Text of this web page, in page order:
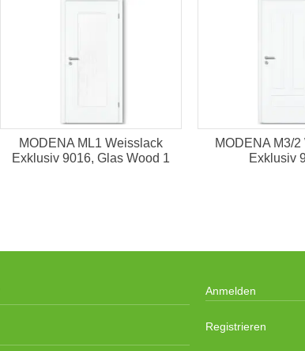
MODENA ML1 Weisslack
Exklusiv 9016, Glas Wood 1
MODENA M3/
Exklusiv
Anmelden
Registrieren